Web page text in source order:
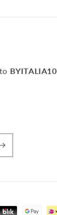
BYITALIA10